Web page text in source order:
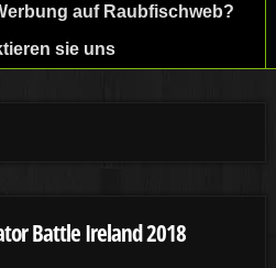
auf Raubfischweb?
sie uns
Battle Ireland 2018